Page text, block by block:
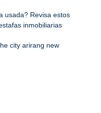
usada? Revisa estos
inmobiliarias
city arirang new